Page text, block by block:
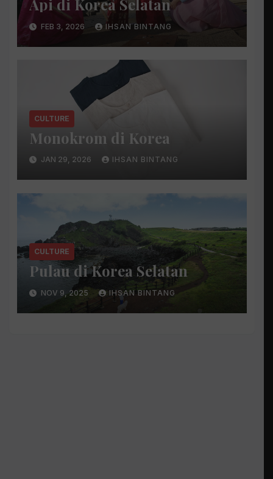
Api di Korea Selatan
FEB 3, 2026 IHSAN BINTANG
CULTURE
Monokrom di Korea
JAN 29, 2026 IHSAN BINTANG
CULTURE
Pulau di Korea Selatan
NOV 9, 2025 IHSAN BINTANG